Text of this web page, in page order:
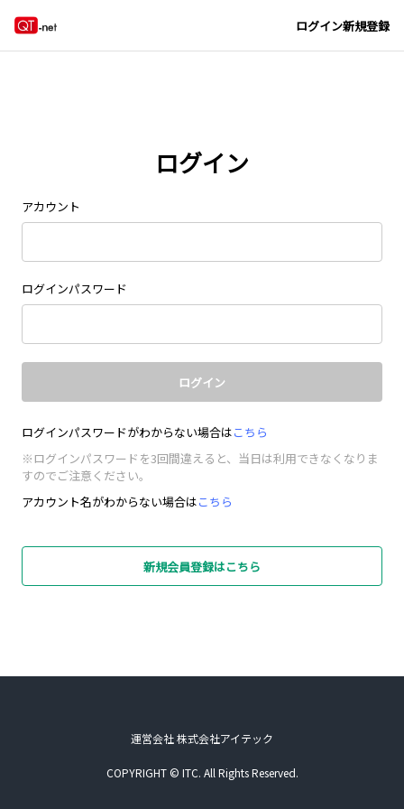
ログイン新規登録
ログイン
アカウント
ログインパスワード
ログイン
ログインパスワードがわからない場合はこちら
※ログインパスワードを3回間違えると、当日は利用できなくなりま
すのでご注意ください。
アカウント名がわからない場合はこちら
新規会員登録はこちら
運営会社 株式会社アイテック
COPYRIGHT © ITC. All Rights Reserved.